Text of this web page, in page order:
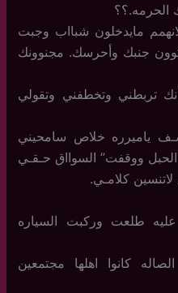
الحرمه.؟؟
مايدخلون شبااب وجبت
جنبك وأحرسك. مجنوونك
تربطني وتخطفني وتقولي
ياميرره خلاص سامحيني
ووقفت” السوااق حـقـي
كلامـي.
طلعت وركبت السياره
كانوا اهلها مجتمعين